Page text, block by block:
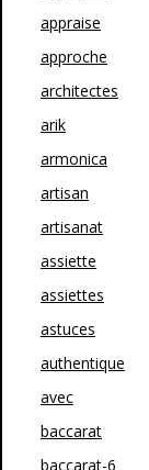
appraise
approche
architectes
arik
armonica
artisan
artisanat
assiette
assiettes
astuces
authentique
avec
baccarat
baccarat-6